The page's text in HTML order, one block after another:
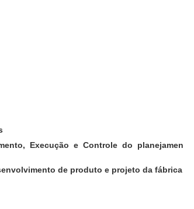
Execução e Controle do planejamento
de produto e projeto da fábrica.